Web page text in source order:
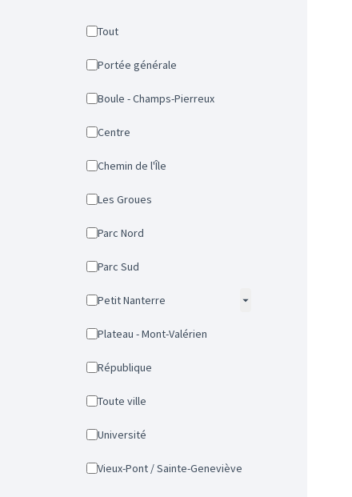
Tout
Portée générale
Boule - Champs-Pierreux
Centre
Chemin de l'Île
Les Groues
Parc Nord
Parc Sud
Petit Nanterre
Plateau - Mont-Valérien
République
Toute ville
Université
Vieux-Pont / Sainte-Geneviève